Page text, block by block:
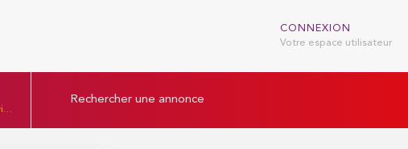
CONNEXION
Votre espace utilisateur
Toutes les activités
Rechercher une annonce